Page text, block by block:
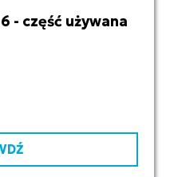
netto
- część używana